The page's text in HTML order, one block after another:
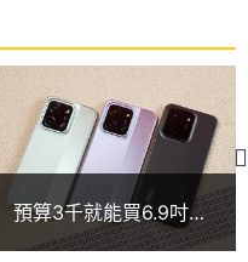
業系統、Xiaomi
發科 Helio G81-Ultra
/ 128GB ROM、8GB
記憶卡 1TB 空
拓展， 具備 4G + 4G
預算3千就能買6.9吋大
螢幕追劇手機！POCO